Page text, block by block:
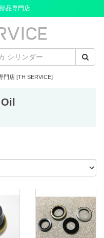
品専門店
門店 [TH SERVICE]